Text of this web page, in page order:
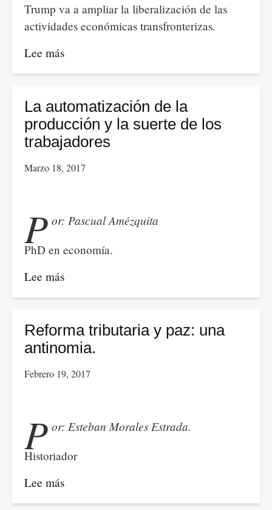
Trump va a ampliar la liberalización de las
actividades económicas transfronterizas.
Lee más
La
de
política
comercial
Trump:
La automatización de la
producción y la suerte de los
trabajadores
Marzo 18, 2017
P or: Pascual Amézquita
PhD en economía.
Lee más
La
de
la
y
de
trabajadores
Reforma tributaria y paz: una
antinomia.
Febrero 19, 2017
P or: Esteban Morales Estrada.
Historiador
Lee más
Reforma